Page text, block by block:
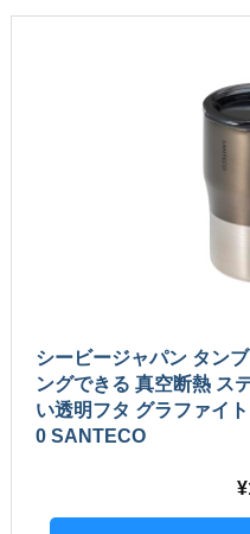
シービージャパン タン
ングできる 真空断熱 ス
い透明フタ グラファイ
0 SANTECO